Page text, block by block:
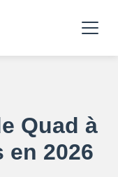
Quad à
en 2026